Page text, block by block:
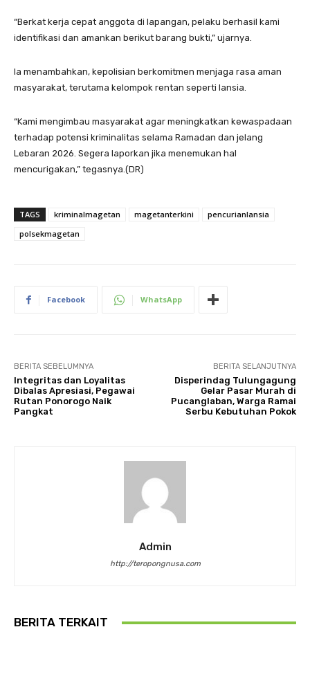
“Berkat kerja cepat anggota di lapangan, pelaku berhasil kami
identifikasi dan amankan berikut barang bukti,” ujarnya.
Ia menambahkan, kepolisian berkomitmen menjaga rasa aman
masyarakat, terutama kelompok rentan seperti lansia.
“Kami mengimbau masyarakat agar meningkatkan kewaspadaan
terhadap potensi kriminalitas selama Ramadan dan jelang
Lebaran 2026. Segera laporkan jika menemukan hal
mencurigakan,” tegasnya.(DR)
TAGS kriminalmagetan magetanterkini
pencurianlansia
polsekmagetan
Facebook WhatsApp
BERITA SEBELUMNYA
Integritas dan Loyalitas
Dibalas Apresiasi, Pegawai
Rutan Ponorogo Naik
Pangkat
BERITA SELANJUTNYA
Disperindag Tulungagung
Gelar Pasar Murah di
Pucanglaban, Warga Ramai
Serbu Kebutuhan Pokok
Admin
http://teropongnusa.com
BERITA TERKAIT